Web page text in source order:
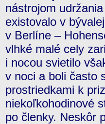
nástrojom
existovalo v
v Berlíne –
vlhké malé cely
i nocou svietilo
v noci a boli často
prostriedkami k
niekoľkohodinové
po členky. Neskôr